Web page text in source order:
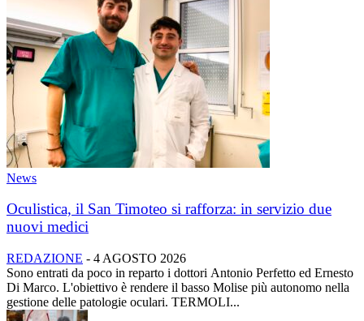
News
Oculistica, il San Timoteo si rafforza: in servizio due
nuovi medici
REDAZIONE - 4 AGOSTO 2026
Sono entrati da poco in reparto i dottori Antonio Perfetto ed Ernesto
Di Marco. L'obiettivo è rendere il basso Molise più autonomo nella
gestione delle patologie oculari. TERMOLI...